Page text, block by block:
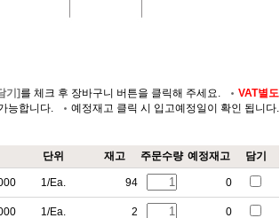
기] 를 체크 후 장바구니 버튼을 클릭해 주세요.
VAT별도
능합니다. 예정재고 클릭 시 입고예정일이 확인 됩니다.
단위 재고 주문수량 예정재고 담기
1/Ea. 94 0
1/Ea. 2 0